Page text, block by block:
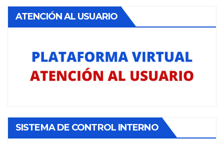
ATENCIÓN AL USUARIO
SISTEMA DE CONTROL INTERNO